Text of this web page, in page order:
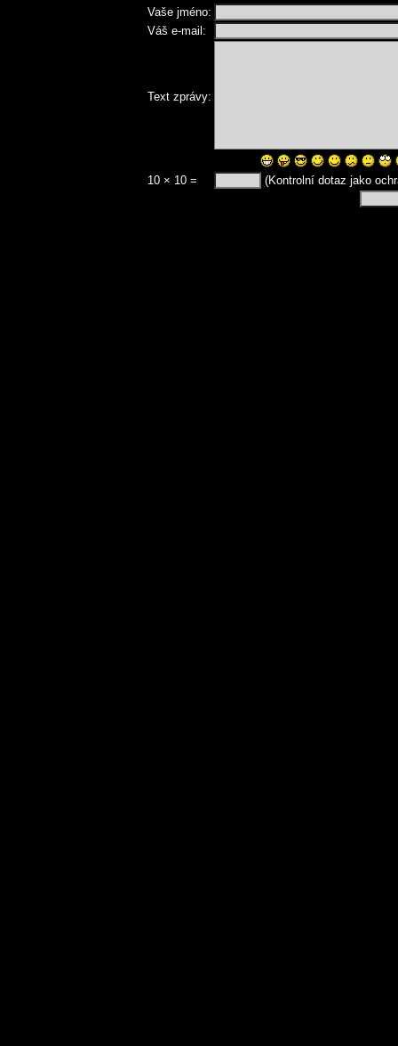
Vaše jméno:
Váš e-mail:
Text zprávy:
10 × 10 = (Kontrolní dotaz jako